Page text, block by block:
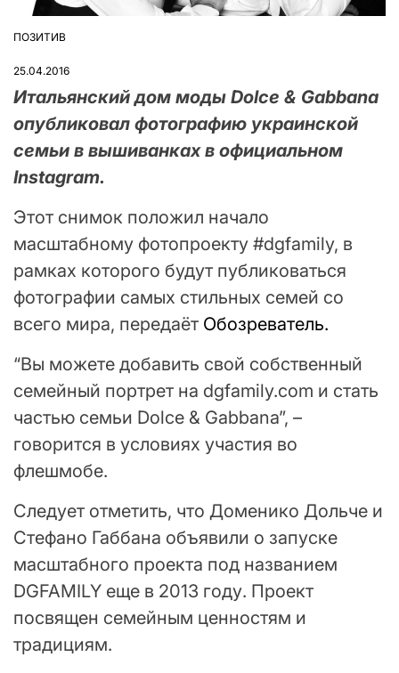
ОПУБЛІКУВАТИ
ПОЗИТИВ
25.04.2016
Итальянский дом моды Dolce & Gabbana
опубликовал фотографию украинской
семьи в вышиванках в официальном
Instagram.
Этот снимок положил начало
масштабному фотопроекту #dgfamily, в
рамках которого будут публиковаться
фотографии самых стильных семей со
всего мира, передаёт Обозреватель.
“Вы можете добавить свой собственный
семейный портрет на dgfamily.com и стать
частью семьи Dolce & Gabbana”, –
говорится в условиях участия во
флешмобе.
Следует отметить, что Доменико Дольче и
Стефано Габбана объявили о запуске
масштабного проекта под названием
DGFAMILY еще в 2013 году. Проект
посвящен семейным ценностям и
традициям.